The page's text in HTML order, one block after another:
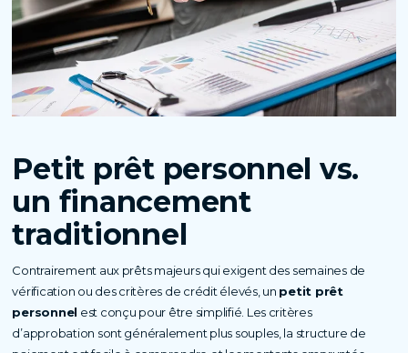
Petit prêt personnel vs.
un financement
traditionnel
Contrairement aux prêts majeurs qui exigent des semaines de
vérification ou des critères de crédit élevés, un petit prêt
personnel est conçu pour être simplifié. Les critères
d’approbation sont généralement plus souples, la structure de